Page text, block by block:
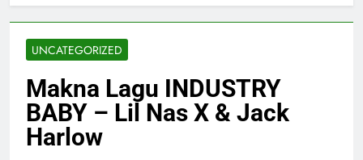
UNCATEGORIZED
Makna Lagu INDUSTRY
BABY – Lil Nas X & Jack
Harlow